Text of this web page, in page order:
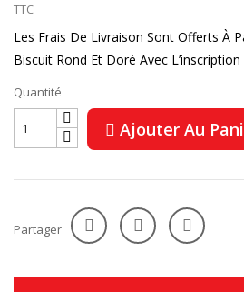
TTC
Les Frais De Livraison Sont Offerts À
Biscuit Rond Et Doré Avec
Quantité
Ajouter Au
Partager